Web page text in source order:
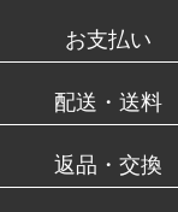
お支払い
配送・送料
返品・交換